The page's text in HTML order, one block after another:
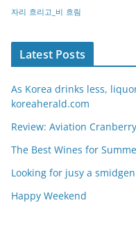
자리 흐리고_비 흐림
Latest Posts
As Korea drinks less,
koreaherald.com
Review: Aviation
The Best Wines for
Looking for jusy a
Happy Weekend